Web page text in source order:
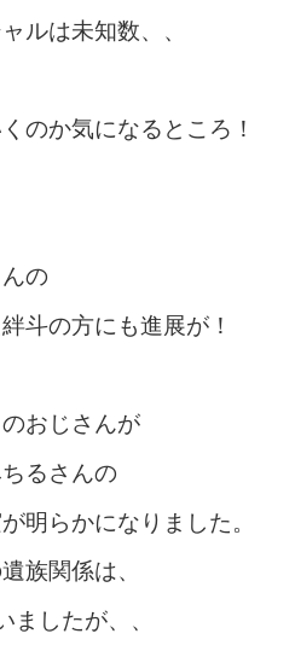
ルは未知数、、
のか気になるところ！
の
斗の方にも進展が！
おじさんが
るさんの
明らかになりました。
族関係は、
ましたが、、